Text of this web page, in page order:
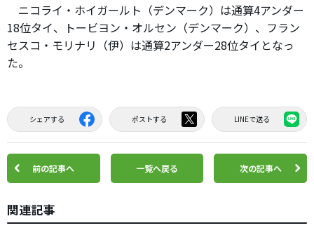
ニコライ・ホイガールト（デンマーク）は通算4アンダー
18位タイ、トービヨン・オルセン（デンマーク）、フラン
セスコ・モリナリ（伊）は通算2アンダー28位タイとなっ
た。
シェアする ポストする LINEで送る
前の記事へ 一覧へ戻る 次の記事へ
関連記事